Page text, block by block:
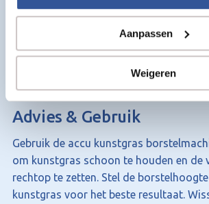
Aanpassen
Weigeren
Aandrijving:Accu (draadloos)
360 mm
Borstel:In hoogte verstelbaar
2 accu’s en acculader
Advies & Gebruik
Gebruik de accu kunstgras
om kunstgras schoon te houden en de
rechtop te zetten. Stel de
kunstgras voor het beste resultaat.